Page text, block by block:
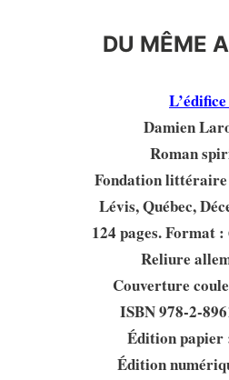
DU MÊME
Damien
Roman
Fondation littéraire
Lévis, Québec,
124 pages. Format :
Reliure
Couverture
ISBN 978-2-
Édition papier
Édition